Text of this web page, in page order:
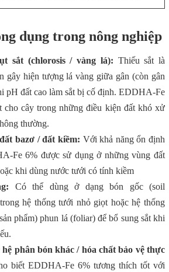
dụng trong nông nghiệp
sắt (chlorosis / vàng lá): Thiếu sắt là
gây hiện tượng lá vàng giữa gân (còn gân
pH đất cao làm sắt bị cố định. EDDHA-Fe
cho cây trong những điều kiện đất khó xử
thường.
bazơ / đất kiềm: Với khả năng ổn định
Fe 6% được sử dụng ở những vùng đất
khi dùng nước tưới có tính kiềm
Có thể dùng ở dạng bón gốc (soil
hệ thống tưới nhỏ giọt hoặc hệ thống
phẩm) phun lá (foliar) để bổ sung sắt khi
phân bón khác / hóa chất bảo vệ thực
biết EDDHA-Fe 6% tương thích tốt với